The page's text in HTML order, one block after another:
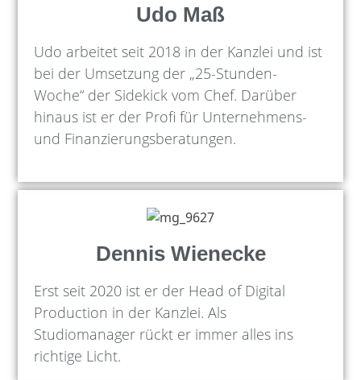
Udo Maß
Udo arbeitet seit 2018 in der Kanzlei und ist
bei der Umsetzung der „25-Stunden-
Woche“ der Sidekick vom Chef. Darüber
hinaus ist er der Profi für Unternehmens-
und Finanzierungsberatungen.
Dennis Wienecke
Erst seit 2020 ist er der Head of Digital
Production in der Kanzlei. Als
Studiomanager rückt er immer alles ins
richtige Licht.